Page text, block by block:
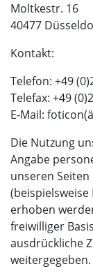
Moltkestr. 16
40477
Kontakt:
Telefon: +49
Telefax: +49
E-Mail:
Die Nutzung
Angabe
unseren
erhoben
freiwilliger
ausdrückliche
weitergegeben.